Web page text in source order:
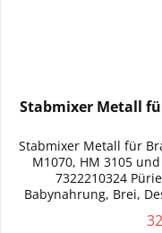
Stabmixer Metall
Stabmixer Metall für
M1070, HM 3105
7322210324
Babynahrung, Brei,